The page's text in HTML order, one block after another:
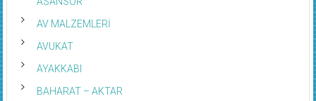
AV MALZEMLERİ
AVUKAT
AYAKKABI
BAHARAT – AKTAR